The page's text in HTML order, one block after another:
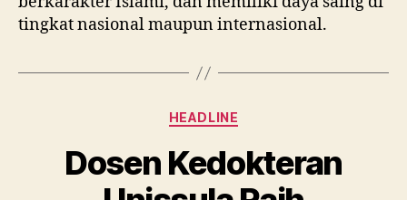
tingkat nasional maupun internasional.
Categories
HEADLINE
Dosen Kedokteran